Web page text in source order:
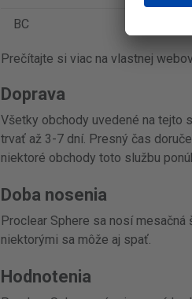
BC
Prečítajte si viac na vlastnej
Doprava
Všetky obchody uvedené na tejto
trvať až 3-7 dní. Presný čas
niektoré obchody toto službu
Doba nosenia
Proclear Sphere sa nosí
niektorými sa môže aj spať.
Hodnotenia